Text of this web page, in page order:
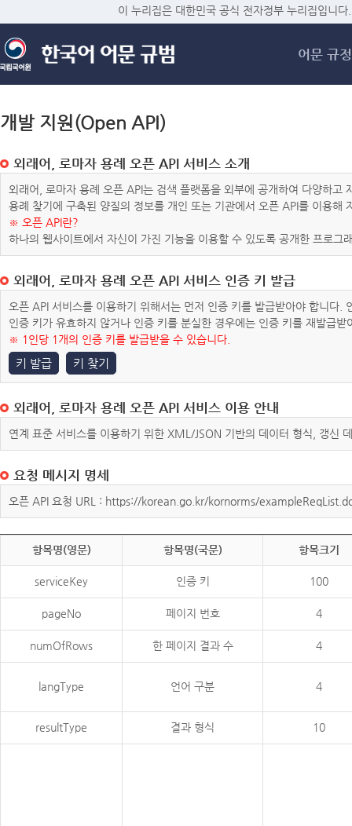
메
이 누리집은 대한민국 공식 전자정부 누리집입니다.
어문 규정
개발 지원(Open API)
외래어, 로마자 용례 오픈 API 서비스 소개
외래어, 로마자 용례 오픈 API는 검색 플랫폼을 외부에 공개하여 다양하
용례 찾기에 구축된 양질의 정보를 개인 또는 기관에서 오픈 API를 이용해
※ 오픈 API란?
하나의 웹사이트에서 자신이 가진 기능을 이용할 수 있도록 공개한 프로그
외래어, 로마자 용례 오픈 API 서비스 인증 키 발급
오픈 API 서비스를 이용하기 위해서는 먼저 인증 키를 발급받아야 합니다
인증 키가 유효하지 않거나 인증 키를 분실한 경우에는 인증 키를 재발급받
※ 1인당 1개의 인증 키를 발급받을 수 있습니다.
키 발급 키 찾기
외래어, 로마자 용례 오픈 API 서비스 이용 안내
연계 표준 서비스를 이용하기 위한 XML/JSON 기반의 데이터 형식, 갱신
요청 메시지 명세
오픈 API 요청 URL : https://korean.go.kr/kornorms/
항목명(영문) 항목명(국문) 항목크기
serviceKey 인증 키 100
pageNo 페이지 번호 4
numOfRows 한 페이지 결과 수 4
langType 언어 구분 4
resultType 결과 형식 10